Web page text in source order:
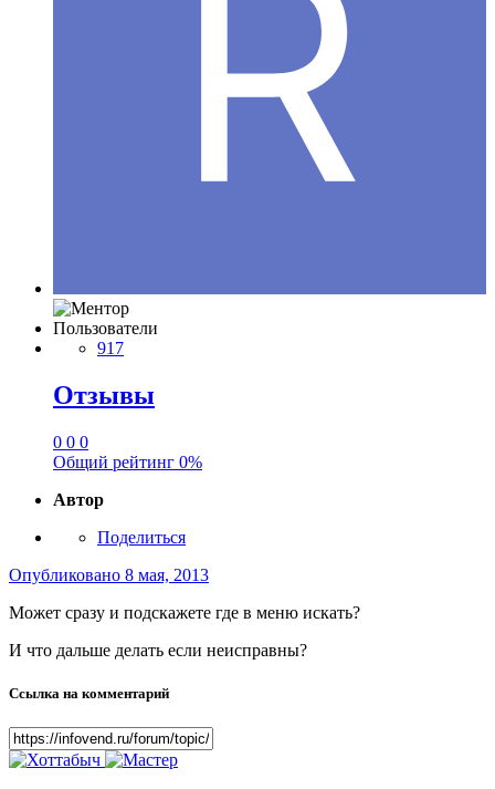
Пользователи
917
Отзывы
0 0 0
Общий рейтинг 0%
Автор
Поделиться
Опубликовано 8 мая, 2013
Может сразу и подскажете где в меню искать?
И что дальше делать если неисправны?
Ссылка на комментарий